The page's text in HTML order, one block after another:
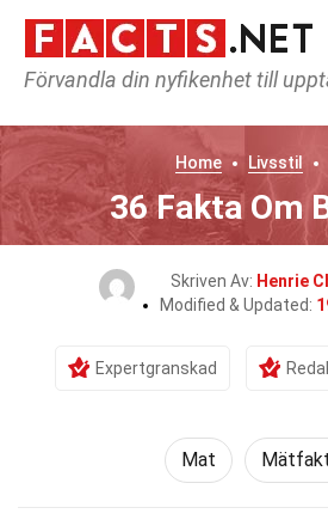
Förvandla din nyfikenhet till
Home Livsstil
36 Fakta Om
Skriven Av: Henrie
Modified & Updated:
Expertgranskad
Mat